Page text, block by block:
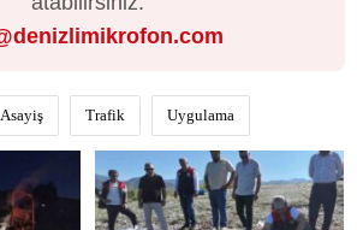
Asayiş Trafik Uygulama